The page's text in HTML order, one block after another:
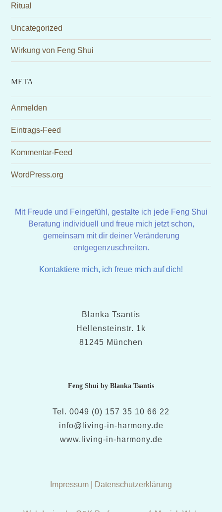
Ritual
Uncategorized
Wirkung von Feng Shui
META
Anmelden
Eintrags-Feed
Kommentar-Feed
WordPress.org
Mit Freude und Feingefühl, gestalte ich jede Feng Shui
Beratung individuell und freue mich jetzt schon,
gemeinsam mit dir deiner Veränderung
entgegenzuschreiten.
Kontaktiere mich, ich freue mich auf dich!
Blanka Tsantis
Hellensteinstr. 1k
81245 München
Feng Shui by Blanka Tsantis
Tel. 0049 (0) 157 35 10 66 22
info@living-in-harmony.de
www.living-in-harmony.de
Impressum Datenschutzerklärung